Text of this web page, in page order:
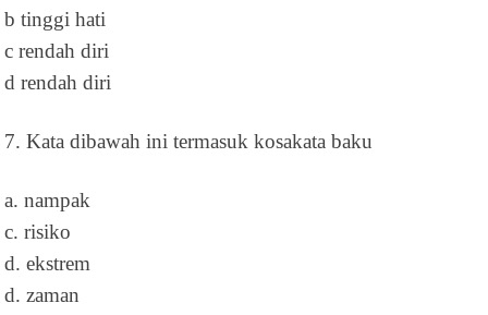
b tinggi hati
c rendah diri
d rendah diri
7. Kata dibawah ini termasuk kosakata baku
a. nampak
c. risiko
d. ekstrem
d. zaman